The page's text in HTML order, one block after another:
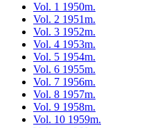
Vol. 1 1950m.
Vol. 2 1951m.
Vol. 3 1952m.
Vol. 4 1953m.
Vol. 5 1954m.
Vol. 6 1955m.
Vol. 7 1956m.
Vol. 8 1957m.
Vol. 9 1958m.
Vol. 10 1959m.